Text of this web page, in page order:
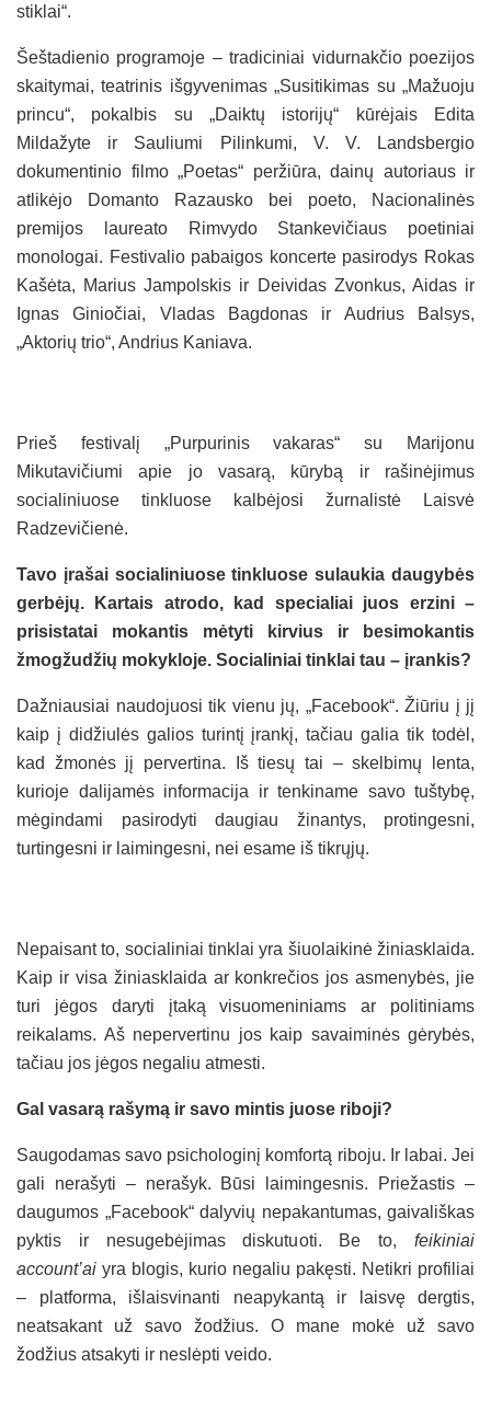
stiklai“.
Šeštadienio programoje – tradiciniai vidurnakčio poezijos
skaitymai, teatrinis išgyvenimas „Susitikimas su „Mažuoju
princu“, pokalbis su „Daiktų istorijų“ kūrėjais Edita
Mildažyte ir Sauliumi Pilinkumi, V. V. Landsbergio
dokumentinio filmo „Poetas“ peržiūra, dainų autoriaus ir
atlikėjo Domanto Razausko bei poeto, Nacionalinės
premijos laureato Rimvydo Stankevičiaus poetiniai
monologai. Festivalio pabaigos koncerte pasirodys Rokas
Kašėta, Marius Jampolskis ir Deividas Zvonkus, Aidas ir
Ignas Giniočiai, Vladas Bagdonas ir Audrius Balsys,
„Aktorių trio“, Andrius Kaniava.
Prieš festivalį „Purpurinis vakaras“ su Marijonu
Mikutavičiumi apie jo vasarą, kūrybą ir rašinėjimus
socialiniuose tinkluose kalbėjosi žurnalistė Laisvė
Radzevičienė.
Tavo įrašai socialiniuose tinkluose sulaukia daugybės
gerbėjų. Kartais atrodo, kad specialiai juos erzini –
prisistatai mokantis mėtyti kirvius ir besimokantis
žmogžudžių mokykloje. Socialiniai tinklai tau – įrankis?
Dažniausiai naudojuosi tik vienu jų, „Facebook“. Žiūriu į jį
kaip į didžiulės galios turintį įrankį, tačiau galia tik todėl,
kad žmonės jį pervertina. Iš tiesų tai – skelbimų lenta,
kurioje dalijamės informacija ir tenkiname savo tuštybę,
mėgindami pasirodyti daugiau žinantys, protingesni,
turtingesni ir laimingesni, nei esame iš tikrųjų.
Nepaisant to, socialiniai tinklai yra šiuolaikinė žiniasklaida.
Kaip ir visa žiniasklaida ar konkrečios jos asmenybės, jie
turi jėgos daryti įtaką visuomeniniams ar politiniams
reikalams. Aš nepervertinu jos kaip savaiminės gėrybės,
tačiau jos jėgos negaliu atmesti.
Gal vasarą rašymą ir savo mintis juose riboji?
Saugodamas savo psichologinį komfortą riboju. Ir labai. Jei
gali nerašyti – nerašyk. Būsi laimingesnis. Priežastis –
daugumos „Facebook“ dalyvių nepakantumas, gaivališkas
pyktis ir nesugebėjimas diskutuoti. Be to, feikiniai
account’ai yra blogis, kurio negaliu pakęsti. Netikri profiliai
– platforma, išlaisvinanti neapykantą ir laisvę dergtis,
neatsakant už savo žodžius. O mane mokė už savo
žodžius atsakyti ir neslėpti veido.